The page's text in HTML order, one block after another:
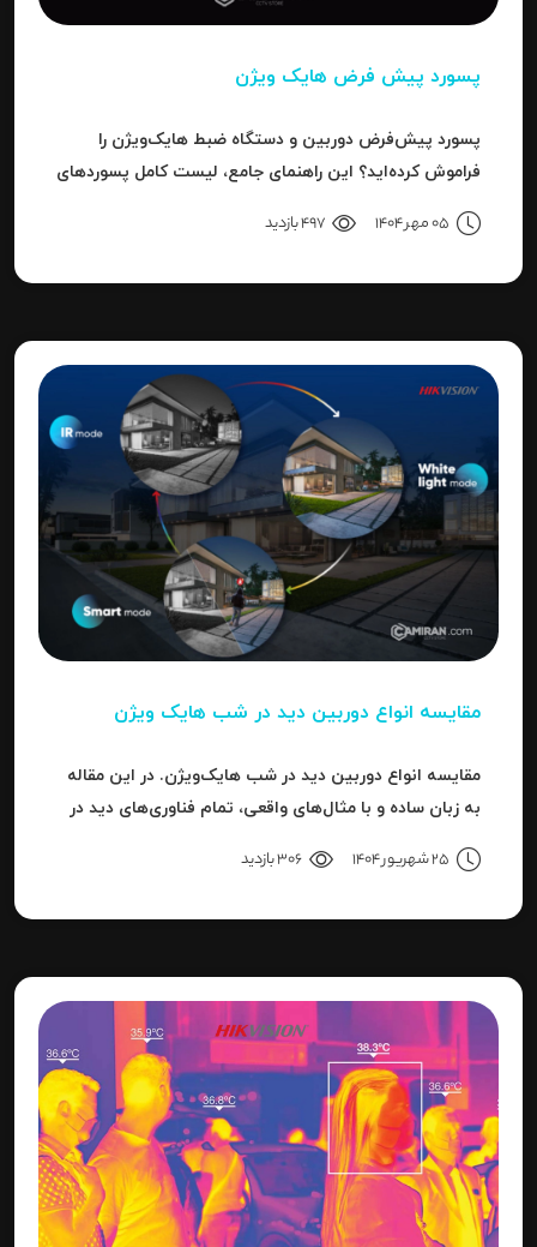
پسورد پیش فرض هایک ویژن
پسورد پیش‌فرض دوربین و دستگاه ضبط هایک‌ویژن را
فراموش کرده‌اید؟ این راهنمای جامع، لیست کامل پسوردهای
"Invalid Password" را آموزش می‌دهد.
05 مهر 1404 497 بازدید
مقایسه انواع دوربین دید در شب هایک‌ ویژن
مقایسه انواع دوربین دید در شب هایک‌ویژن. در این مقاله
به زبان ساده و با مثال‌های واقعی، تمام فناوری‌های دید در
25 شهریور 1404 306 بازدید